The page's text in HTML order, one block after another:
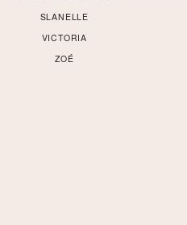
SLANELLE
VICTORIA
ZOÉ